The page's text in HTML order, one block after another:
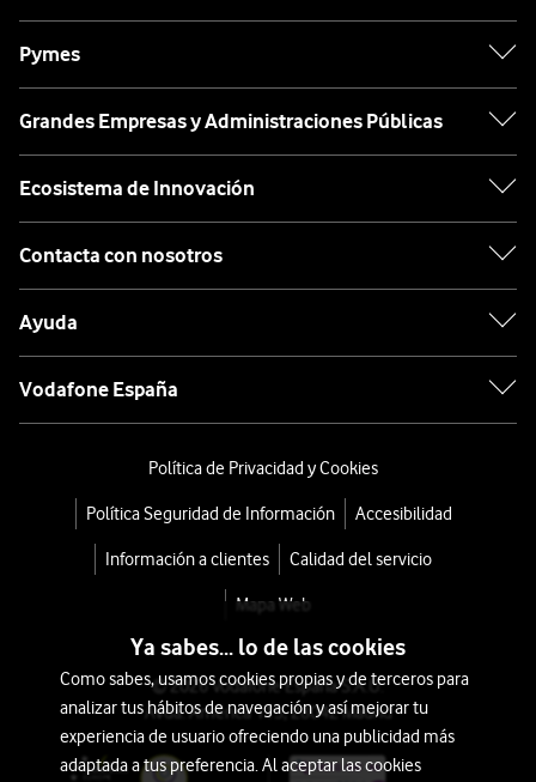
Pymes
Grandes Empresas y Administraciones Públicas
Ecosistema de Innovación
Contacta con nosotros
Ayuda
Vodafone España
Política de Privacidad y Cookies
Política Seguridad de Información Accesibilidad
Información a clientes Calidad del servicio
Mapa Web
© 2026 Vodafone España S.A.U.
Avda. América 115, 28042 Madrid
Ya sabes... lo de las cookies
Como sabes, usamos cookies propias y de terceros para
analizar tus hábitos de navegación y así mejorar tu
experiencia de usuario ofreciendo una publicidad más
adaptada a tus preferencia. Al aceptar las cookies